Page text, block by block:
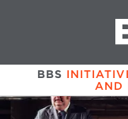
BBS
AND